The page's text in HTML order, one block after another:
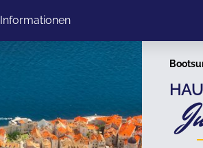
Informationen